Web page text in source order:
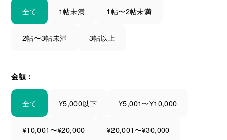
全て 1帖未満 1帖〜2帖未満
2帖〜3帖未満 3帖以上
金額：
全て ¥5,000以下 ¥5,001〜¥10,000
¥10,001〜¥20,000 ¥20,001〜¥30,000